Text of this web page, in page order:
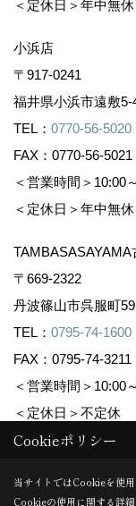
＜定休日＞年中無休
小浜店
〒917-0241
福井県小浜市遠敷
TEL： 0770-56-5020
FAX：0770-56-5021
＜営業時間＞10:00
＜定休日＞年中無休
〒669-2322
丹波篠山市呉服町
TEL： 0795-74-1600
FAX：0795-74-3211
＜営業時間＞10:00
＜定休日＞不定休
Copyright (c) 株式会社
Cookieポリシー
当サイトではCookieを使用
Cookieの使用に関する詳